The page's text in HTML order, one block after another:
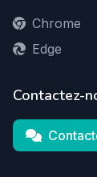
Chrome
Edge
Contactez-